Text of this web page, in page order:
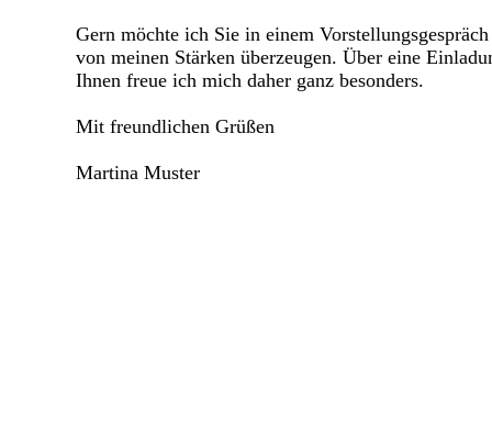
Gern möchte ich Sie in einem
von meinen Stärken überzeugen. Über eine
Ihnen freue ich mich daher ganz besonders.
Mit freundlichen Grüßen
Martina Muster